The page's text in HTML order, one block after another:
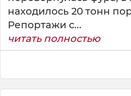
находилось 20 тонн
Репортажи с...
читать полностью